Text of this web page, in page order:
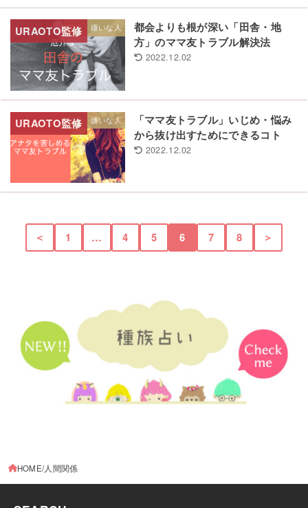
苦手・嫌いな人
都会よりも根が深い「田舎・地
方」のママ友トラブル解決法
2022.12.02
苦手・嫌いな人
「ママ友トラブル」いじめ・悩み
から抜け出すためにできるコト
2022.12.02
＜ 1 … 4 5 6 7 8 ＞
HOME 人間関係